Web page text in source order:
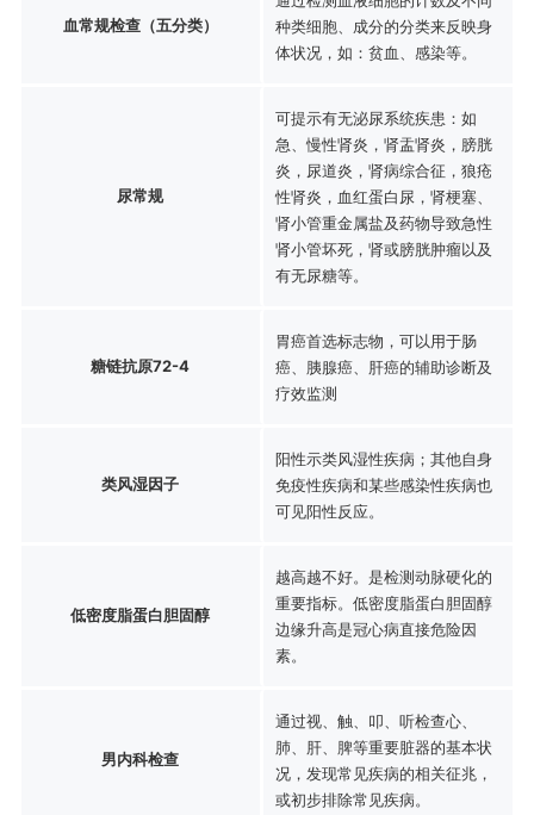
血常规检查（五分类）
种类细胞、成分的分类来反映身
体状况，如：贫血、感染等。
尿常规
可提示有无泌尿系统疾患：如
急、慢性肾炎，肾盂肾炎，膀胱
炎，尿道炎，肾病综合征，狼疮
性肾炎，血红蛋白尿，肾梗塞、
肾小管重金属盐及药物导致急性
肾小管坏死，肾或膀胱肿瘤以及
有无尿糖等。
糖链抗原72-4
胃癌首选标志物，可以用于肠
癌、胰腺癌、肝癌的辅助诊断及
疗效监测
类风湿因子
阳性示类风湿性疾病；其他自身
免疫性疾病和某些感染性疾病也
可见阳性反应。
低密度脂蛋白胆固醇
越高越不好。是检测动脉硬化的
重要指标。低密度脂蛋白胆固醇
边缘升高是冠心病直接危险因
素。
男内科检查
通过视、触、叩、听检查心、
肺、肝、脾等重要脏器的基本状
况，发现常见疾病的相关征兆，
或初步排除常见疾病。